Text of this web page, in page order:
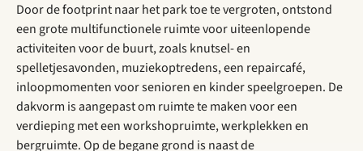
Door de footprint naar het park toe te vergroten, ontstond
een grote multifunctionele ruimte voor uiteenlopende
activiteiten voor de buurt, zoals knutsel- en
spelletjesavonden, muziekoptredens, een repaircafé,
inloopmomenten voor senioren en kinder speelgroepen. De
dakvorm is aangepast om ruimte te maken voor een
verdieping met een workshopruimte, werkplekken en
bergruimte. Op de begane grond is naast de